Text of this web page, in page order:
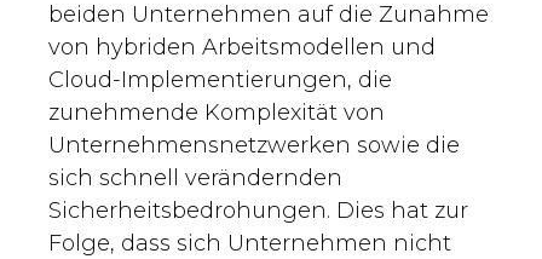
beiden Unternehmen auf die Zunahme
von hybriden Arbeitsmodellen und
Cloud-Implementierungen, die
zunehmende Komplexität von
Unternehmensnetzwerken sowie die
sich schnell verändernden
Sicherheitsbedrohungen. Dies hat zur
Folge, dass sich Unternehmen nicht